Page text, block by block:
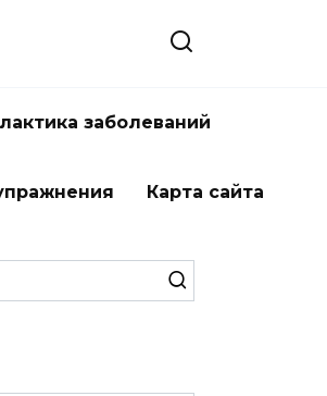
заболеваний
Карта сайта